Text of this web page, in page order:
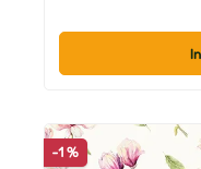
-1 %